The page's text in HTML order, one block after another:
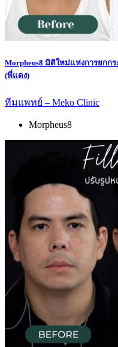
Morpheus8 มิติใหม่แห่งการยกก
(พี่แดง)
ทีมแพทย์ – Meko Clinic
Morpheus8